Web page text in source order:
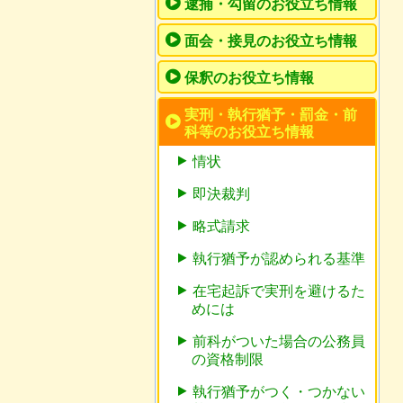
逮捕・勾留のお役立ち情報
面会・接見のお役立ち情報
保釈のお役立ち情報
実刑・執行猶予・罰金・前
科等のお役立ち情報
情状
即決裁判
略式請求
執行猶予が認められる基準
在宅起訴で実刑を避けるた
めには
前科がついた場合の公務員
の資格制限
執行猶予がつく・つかない